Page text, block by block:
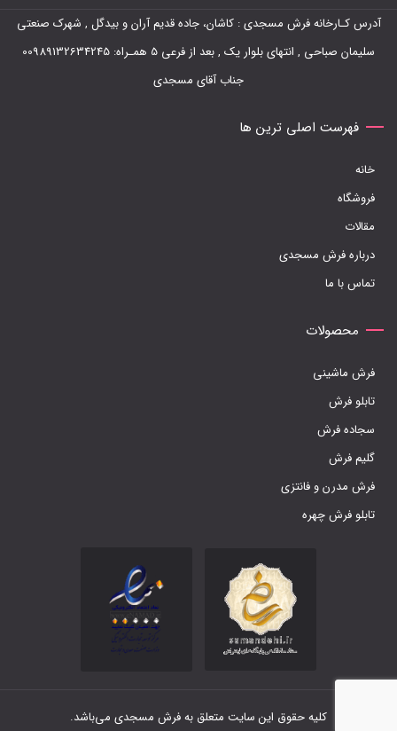
آدرس کـارخانه فرش مسجدی : کاشان، جاده قدیم آران و بیدگل , شهرک صنعتی
سلیمان صباحی , انتهای بلوار یک , بعد از فرعی 5 همـراه: 00989132634245
جناب آقای مسجدی
فهرست اصلی ترین ها
خانه
فروشگاه
مقالات
درباره فرش مسجدی
تماس با ما
محصولات
فرش ماشینی
تابلو فرش
سجاده فرش
گلیم فرش
فرش مدرن و فانتزی
تابلو فرش چهره
کلیه حقوق این سایت متعلق به فرش مسجدی می‌باشد.